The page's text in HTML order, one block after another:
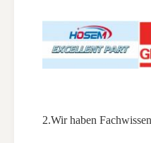
2.Wir haben